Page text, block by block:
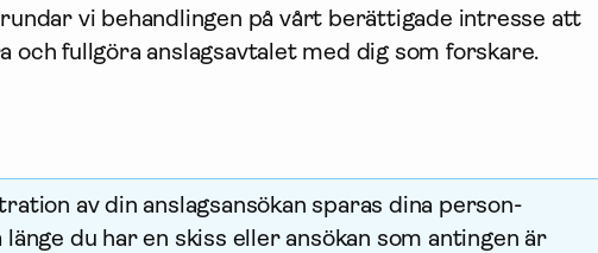
vi behandlingen på vårt berättigade intresse att
och fullgöra anslagsavtalet med dig som forskare.
av din anslagsansökan sparas dina person­
du har en skiss eller ansökan som antingen är